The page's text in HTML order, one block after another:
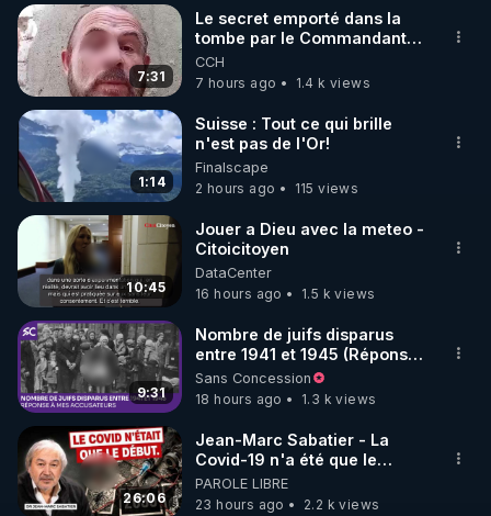
7:31
Le secret emporté dans la
tombe par le Commandant
Cousteau le 25 juin 1997
CCH
7 hours ago
1.4 k views
1:14
Suisse : Tout ce qui brille
n'est pas de l'Or!
Finalscape
2 hours ago
115 views
10:45
Jouer a Dieu avec la meteo -
Citoicitoyen
DataCenter
16 hours ago
1.5 k views
9:31
Nombre de juifs disparus
entre 1941 et 1945 (Réponse
à mes accusateurs)
Sans Concession
18 hours ago
1.3 k views
26:06
Jean-Marc Sabatier - La
Covid-19 n'a été que le
début - L'ARNm & l'ARNm-aa
jusqu où auront-t-il ?
PAROLE LIBRE
23 hours ago
2.2 k views